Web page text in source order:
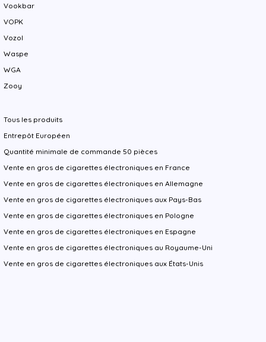
Vookbar
VOPK
Vozol
Waspe
WGA
Zooy
Tous les produits
Entrepôt Européen
Quantité minimale de commande 50 pièces
Vente en gros de cigarettes électroniques en France
Vente en gros de cigarettes électroniques en Allemagne
Vente en gros de cigarettes électroniques aux Pays-Bas
Vente en gros de cigarettes électroniques en Pologne
Vente en gros de cigarettes électroniques en Espagne
Vente en gros de cigarettes électroniques au Royaume-Uni
Vente en gros de cigarettes électroniques aux États-Unis